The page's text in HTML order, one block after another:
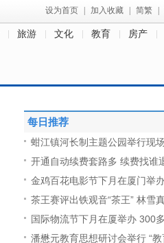
设为首页 加入收藏 简繁
旅游 文化 教育 房产
每日推荐
蚶江镇河长制主题公园举行现
开通自动续费套路多 续费找谁
金鸡百花电影节下月在厦门举
茶王赛评出铁观音“茶王” 林雪
国际物流节下月在厦举办 300
潘懋元教育思想研讨会举行 “